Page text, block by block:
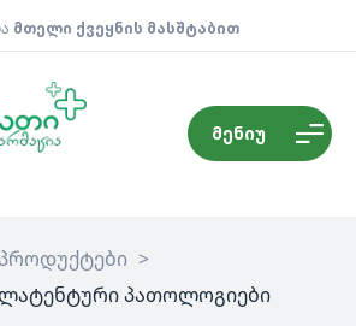
მთელი ქვეყნის მასშტაბით
მენიუ
პროდუქტები >
პათოლოგიები